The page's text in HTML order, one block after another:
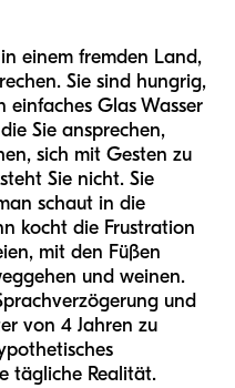
einem fremden Land,
Sie sind hungrig,
einfaches Glas Wasser
Sie ansprechen,
sich mit Gesten zu
Sie nicht. Sie
schaut in die
kocht die Frustration
mit den Füßen
und weinen.
und
von 4 Jahren zu
tägliche Realität.